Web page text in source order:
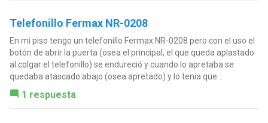
Telefonillo Fermax NR-0208
En mi piso tengo un telefonillo Fermax NR-0208 pero con el uso el
botón de abrir la puerta (osea el principal, el que queda aplastado
al colgar el telefonillo) se endureció y cuando lo apretaba se
quedaba atascado abajo (osea apretado) y lo tenia que...
1 respuesta